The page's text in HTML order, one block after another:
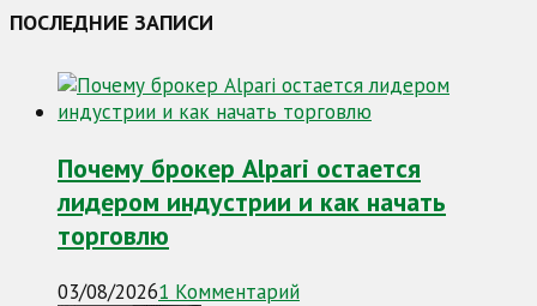
ПОСЛЕДНИЕ ЗАПИСИ
Почему брокер Alpari остается
лидером индустрии и как начать
торговлю
03/08/20261 Комментарий